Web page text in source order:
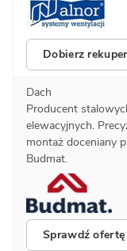
Dobierz
Dach
Producent
elewacyjnych.
montaż doceniany
Budmat.
Sprawdź ofertę